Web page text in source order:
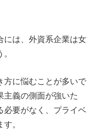
には、外資系企業は女
方に悩むことが多いで
主義の側面が強いた
必要がなく、プライベ
。